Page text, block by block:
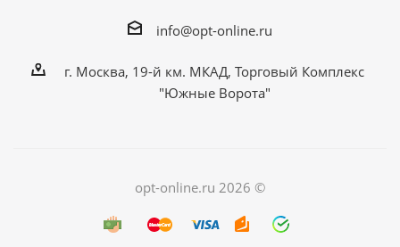
info@opt-online.ru
г. Москва, 19-й км. МКАД, Торговый Комплекс
"Южные Ворота"
opt-online.ru 2026 ©